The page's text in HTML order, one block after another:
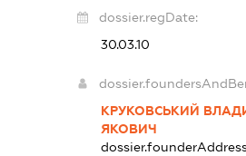
dossier.regDate:
30.03.10
КРУКОВСЬКИЙ
ЯКОВИЧ